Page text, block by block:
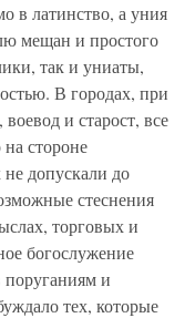
в латинство, а уния
мещан и простого
так и униаты,
В городах, при
и старост, все
стороне
допускали до
стеснения
торговых и
богослужение
поруганиям и
тех, которые